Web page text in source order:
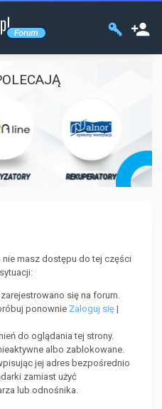
REKUPERATORY
nie masz dostępu do tej części
się na forum.
ponownie Zaloguj się |
do oglądania tej strony.
albo zablokowane.
jej adres bezpośrednio
zamiast użyć
lub odnośnika.